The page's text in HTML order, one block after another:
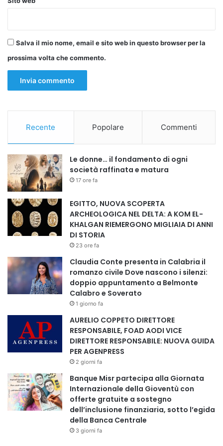
lasciando ferite profonde nelle comunità.
perché competenti, ma perché utili come immagine, o
addirittura per parlare male dei migranti stessi.
L’esperienza di AMSI: 25 anni di professionalità, non di
improvvisazione
Dal 2000, AMSI e i suoi partner hanno scelto una strada
opposta:
• promuovere il merito;
• valorizzare professionisti italiani e di origine straniera;
• difendere la sanità pubblica come terreno di incontro e
cooperazione;
• costruire ponti, mai muri.
«Siamo – sottolinea Aodi – la rete più trasversale della
sanità italiana.
Comprendiamo medici, infermieri, farmacisti, fisioterapisti,
ricercatori, giornalisti e professionisti di ogni origine.
Il nostro metodo non è la propaganda, ma la serietà.
La nostra forza non è la bandiera, ma la competenza».
Il Prof. Aodi ricorda anche un passaggio significativo del
Salva il mio nome, email e sito web in questo browser per la
prossima volta che commento.
Recente Popolare Commenti
Le donne… il fondamento di ogni
società raffinata e matura
17 ore fa
EGITTO, NUOVA SCOPERTA
ARCHEOLOGICA NEL DELTA: A KOM EL-
KHALGAN RIEMERGONO MIGLIAIA DI ANNI
DI STORIA
23 ore fa
Claudia Conte presenta in Calabria il
romanzo civile Dove nascono i silenzi:
doppio appuntamento a Belmonte
Calabro e Soverato
1 giorno fa
AURELIO COPPETO DIRETTORE
RESPONSABILE, FOAD AODI VICE
DIRETTORE RESPONSABILE: NUOVA GUIDA
PER AGENPRESS
2 giorni fa
Banque Misr partecipa alla Giornata
Internazionale della Gioventù con
offerte gratuite a sostegno
dell’inclusione finanziaria, sotto l’egida
della Banca Centrale
3 giorni fa